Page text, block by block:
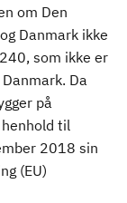
om Den
Danmark ikke
som ikke er
Da
på
til
2018 sin
(EU)